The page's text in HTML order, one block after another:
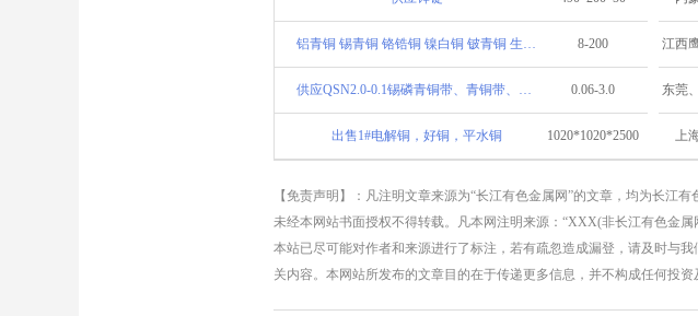
铝青铜 锡青铜 铬锆铜 镍白铜 铍青铜 生产厂直销 管棒板 8-200 江西
市铜
供应QSN2.0-0.1锡磷青铜带、青铜带、磷铜带 0.06-3.0 东莞
营
出售1#电解铜，好铜，平水铜 1020*1020*2500 上
【免责声明】：凡注明文章来源为“长江有色金属网”的文章，均为长江
未经本网站书面授权不得转载。凡本网注明来源：“XXX(非长江有色金
本站已尽可能对作者和来源进行了标注，若有疏忽造成漏登，请及时与
关内容。本网站所发布的文章目的在于传递更多信息，并不构成任何投资